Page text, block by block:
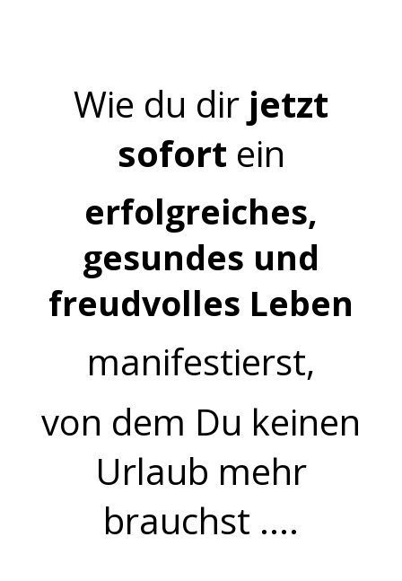
Wie du dir jetzt
sofort ein
erfolgreiches,
gesundes und
freudvolles Leben
manifestierst,
von dem Du keinen
Urlaub mehr
brauchst ....